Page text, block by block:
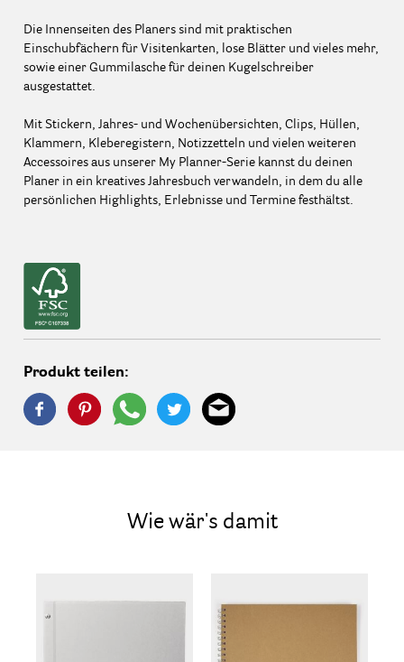
Die Innenseiten des Planers sind mit praktischen
Einschubfächern für Visitenkarten, lose Blätter und vieles mehr,
sowie einer Gummilasche für deinen Kugelschreiber
ausgestattet.
Mit Stickern, Jahres- und Wochenübersichten, Clips, Hüllen,
Klammern, Kleberegistern, Notizzetteln und vielen weiteren
Accessoires aus unserer My Planner-Serie kannst du deinen
Planer in ein kreatives Jahresbuch verwandeln, in dem du alle
persönlichen Highlights, Erlebnisse und Termine festhältst.
Produkt teilen:
Wie wär's damit